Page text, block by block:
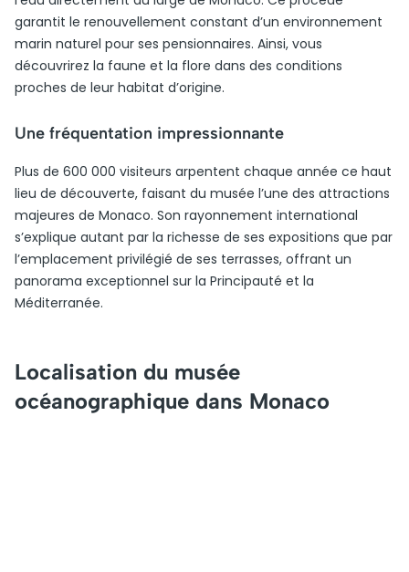
garantit le renouvellement constant d’un environnement
marin naturel pour ses pensionnaires. Ainsi, vous
découvrirez la faune et la flore dans des conditions
proches de leur habitat d’origine.
Une fréquentation impressionnante
Plus de 600 000 visiteurs arpentent chaque année ce haut
lieu de découverte, faisant du musée l’une des attractions
majeures de Monaco. Son rayonnement international
s’explique autant par la richesse de ses expositions que par
l’emplacement privilégié de ses terrasses, offrant un
panorama exceptionnel sur la Principauté et la
Méditerranée.
Localisation du musée
océanographique dans Monaco